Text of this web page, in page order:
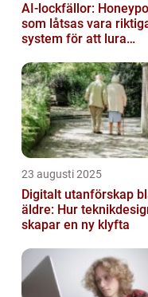
AI-lockfällor:
som låtsas vara
system för att lura
23 augusti 2025
Digitalt utanförskap
äldre: Hur
skapar en ny klyfta